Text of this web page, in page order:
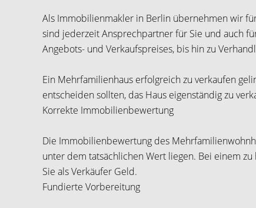
Als Immobilienmakler in Berlin übernehmen wir
sind jederzeit Ansprechpartner für Sie und auch
Angebots- und Verkaufspreises, bis hin zu
Ein Mehrfamilienhaus erfolgreich zu verkaufen
entscheiden sollten, das Haus eigenständig zu
Korrekte Immobilienbewertung
Die Immobilienbewertung des
unter dem tatsächlichen Wert liegen. Bei einem
Sie als Verkäufer Geld.
Fundierte Vorbereitung